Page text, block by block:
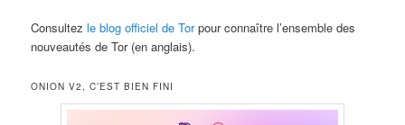
Consultezle blog officiel de Torpour connaître l’ensemble des
nouveautés de Tor (en anglais).
ONION V2, C’EST BIEN FINI